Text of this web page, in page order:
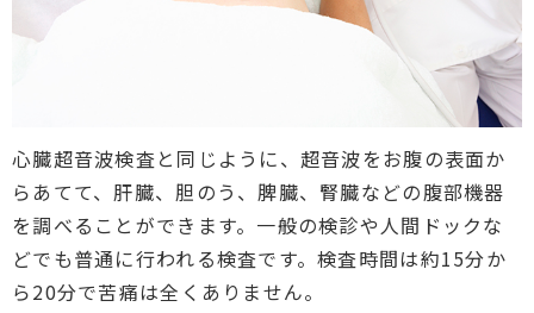
心臓超音波検査と同じように、超音波をお腹の表面か
らあてて、肝臓、胆のう、脾臓、腎臓などの腹部機器
を調べることができます。一般の検診や人間ドックな
どでも普通に行われる検査です。検査時間は約15分か
ら20分で苦痛は全くありません。